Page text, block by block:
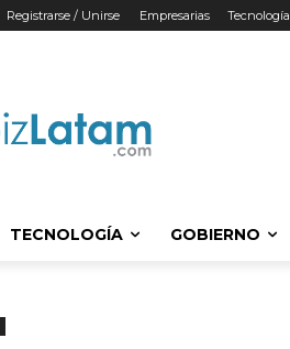
Registrarse / Unirse Empresarias Tecnología
TECNOLOGÍA GOBIERNO